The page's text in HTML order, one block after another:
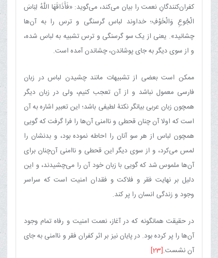
کفران‌کنندگانِ نعمت را بیان می‌کند، می‌گوید: «فَأَذَاقَهَا اللَّهُ لِبَاسَ
الْجُوعِ وَالْخَوْفِ؛ خداوند لباس گرسنگی و ترس را به آن‌ها
چشانید». یعنی از یک سو گرسنگی و ترس تشبیه به لباس شده،
و از سوی دیگر به جای پوشاندن، چشاندن آمده است.
ممکن است بعضی از تشبیهات مانند چشیدن لباس در زبان
فارسی معمول نباشد و از آن تعجب کنیم، ولی در زبان دیگر
همچون زبان عربی بیانگر نکتۀ لطیفی باشد؛ این تعبیر اشاره به آن
است که اولا آن چنان قحطی و ناامنی آن‌ها را فرا گرفت که گویی
همچون لباس از هر سو آنان را احاطه نموده بود، و بدنشان را
لمس می‌کرد، و از سوی دیگر این قحطی و ناامنی آن‌چنان برای
آن‌ها ملموس شد که گویی با زبان خود آن را می‌چشیدند، و این
دلیل بر نهایت فقر و فلاکت و فقدان امنیت است که سراسر
وجود و زندگی انسان را پر کند.
در حقیقت همانگونه که در آغاز، نعمت امنیت و رفاه تمام وجود
آن‌ها را پر کرده بود. در پایان نیز بر اثر کفران فقر و ناامنی به جای
آن نشست.[23]